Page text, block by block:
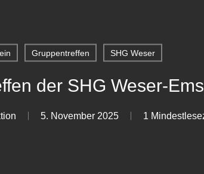
Gruppentreffen SHG Weser
der SHG Weser-
5. November 2025 1